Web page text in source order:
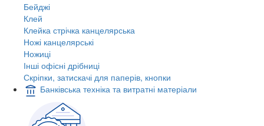
Бейджі
Клей
Клейка стрічка канцелярська
Ножі канцелярські
Ножиці
Інші офісні дрібниці
Скріпки, затискачі для паперів, кнопки
Банківська техніка та витратні матеріали